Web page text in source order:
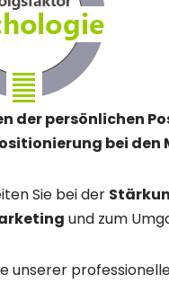
der persönlichen
bei den
Sie bei der
und zum
unserer